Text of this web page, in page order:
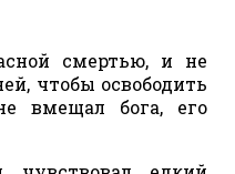
смертью, и не
чтобы освободить
вмещал бога, его